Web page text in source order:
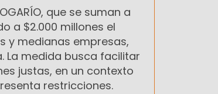
que se suman a
a $2.000 millones el
y medianas empresas,
La medida busca facilitar
justas, en un contexto
restricciones.